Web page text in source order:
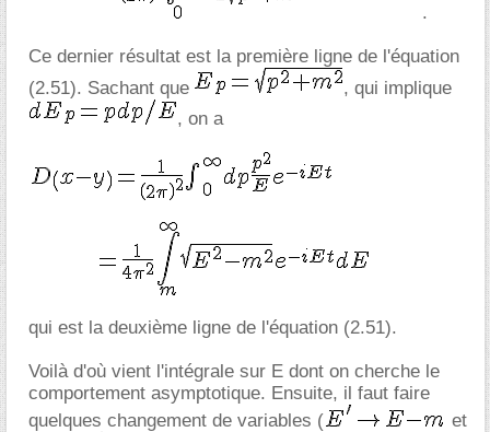
.
Ce dernier résultat est la première ligne de l'équation
(2.51). Sachant que
, qui implique
, on a
qui est la deuxième ligne de l'équation (2.51).
Voilà d'où vient l'intégrale sur E dont on cherche le
comportement asymptotique. Ensuite, il faut faire
quelques changement de variables (
et